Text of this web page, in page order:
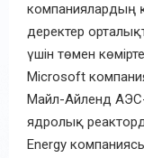
компаниялардың
деректер
үшін төмен
Microsoft
Майл-Айленд АЭС-
ядролық
Energy